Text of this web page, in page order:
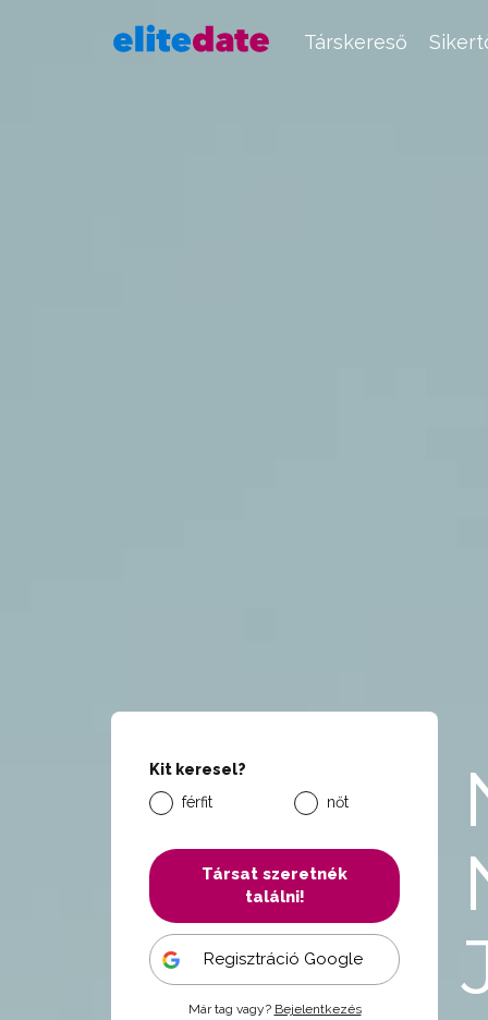
Társkereső
Kit keresel?
férfit
nőt
Társat szeretnék
találni!
Regisztráció Google
Már tag vagy? Bejelentkezés